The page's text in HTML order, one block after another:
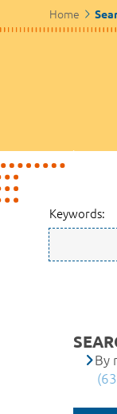
Home
Keywords:
By